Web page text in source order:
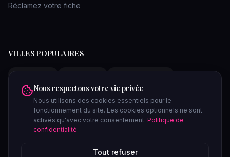
Réclamez votre fiche
VILLES POPULAIRES
Clubs Marseille
Clubs Toulouse
Clubs Nantes
Clubs Strasbourg
Clubs Nice
Clubs Bruxelles
Saunas Paris Saunas Lyon
Nous respectons votre vie privée
Nous utilisons des cookies essentiels pour le
fonctionnement du site. Les cookies optionnels ne sont
activés qu'avec votre consentement. Politique de
confidentialité
Tout refuser